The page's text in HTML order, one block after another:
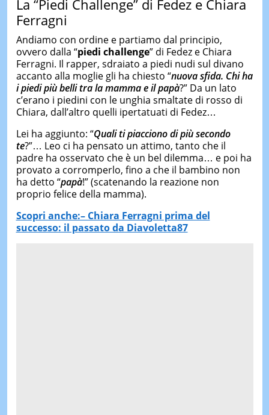
La “Piedi Challenge” di Fedez e Chiara
Ferragni
Andiamo con ordine e partiamo dal principio,
ovvero dalla “piedi challenge” di Fedez e Chiara
Ferragni. Il rapper, sdraiato a piedi nudi sul divano
accanto alla moglie gli ha chiesto “nuova sfida. Chi ha
i piedi più belli tra la mamma e il papà?” Da un lato
c’erano i piedini con le unghia smaltate di rosso di
Chiara, dall’altro quelli ipertatuati di Fedez…
Lei ha aggiunto: “Quali ti piacciono di più secondo
te?”… Leo ci ha pensato un attimo, tanto che il
padre ha osservato che è un bel dilemma… e poi ha
provato a corromperlo, fino a che il bambino non
ha detto “papà!” (scatenando la reazione non
proprio felice della mamma).
Scopri anche:– Chiara Ferragni prima del
successo: il passato da Diavoletta87